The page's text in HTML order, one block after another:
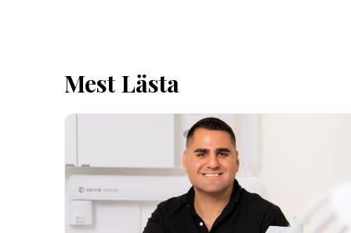
Mest Lästa